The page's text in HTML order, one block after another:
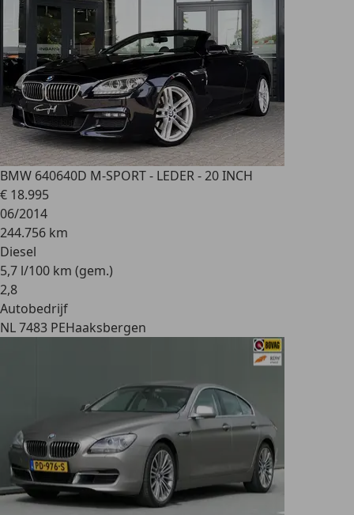
BMW 640640D M-SPORT - LEDER - 20 INCH
€ 18.995
06/2014
244.756 km
Diesel
5,7 l/100 km (gem.)
2,8
Autobedrijf
NL 7483 PEHaaksbergen